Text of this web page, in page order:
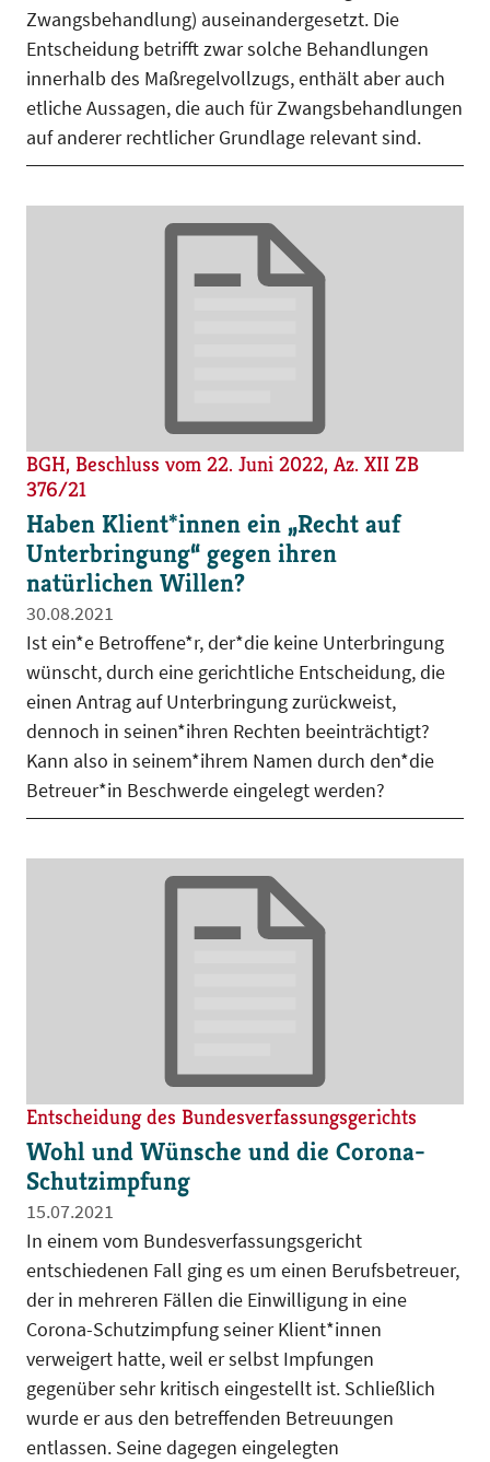
Zwangsbehandlung) auseinandergesetzt. Die
Entscheidung betrifft zwar solche Behandlungen
innerhalb des Maßregelvollzugs, enthält aber auch
etliche Aussagen, die auch für Zwangsbehandlungen
auf anderer rechtlicher Grundlage relevant sind.
BGH, Beschluss vom 22. Juni 2022, Az. XII ZB
376/21
Haben Klient*innen ein „Recht auf
Unterbringung“ gegen ihren
natürlichen Willen?
30.08.2021
Ist ein*e Betroffene*r, der*die keine Unterbringung
wünscht, durch eine gerichtliche Entscheidung, die
einen Antrag auf Unterbringung zurückweist,
dennoch in seinen*ihren Rechten beeinträchtigt?
Kann also in seinem*ihrem Namen durch den*die
Betreuer*in Beschwerde eingelegt werden?
Entscheidung des Bundesverfassungsgerichts
Wohl und Wünsche und die Corona-
Schutzimpfung
15.07.2021
In einem vom Bundesverfassungsgericht
entschiedenen Fall ging es um einen Berufsbetreuer,
der in mehreren Fällen die Einwilligung in eine
Corona-Schutzimpfung seiner Klient*innen
verweigert hatte, weil er selbst Impfungen
gegenüber sehr kritisch eingestellt ist. Schließlich
wurde er aus den betreffenden Betreuungen
entlassen. Seine dagegen eingelegten